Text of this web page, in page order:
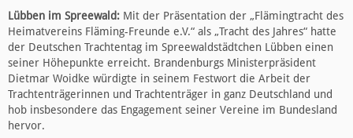
Lübben im Spreewald: Mit der Präsentation der „Flämingtracht des
Heimatvereins Fläming-Freunde e.V.“ als „Tracht des Jahres“ hatte
der Deutschen Trachtentag im Spreewaldstädtchen Lübben einen
seiner Höhepunkte erreicht. Brandenburgs Ministerpräsident
Dietmar Woidke würdigte in seinem Festwort die Arbeit der
Trachtenträgerinnen und Trachtenträger in ganz Deutschland und
hob insbesondere das Engagement seiner Vereine im Bundesland
hervor.